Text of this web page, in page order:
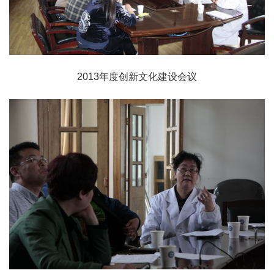
2013年度创新文化建设会议